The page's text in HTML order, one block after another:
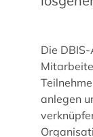
Die
anlegen